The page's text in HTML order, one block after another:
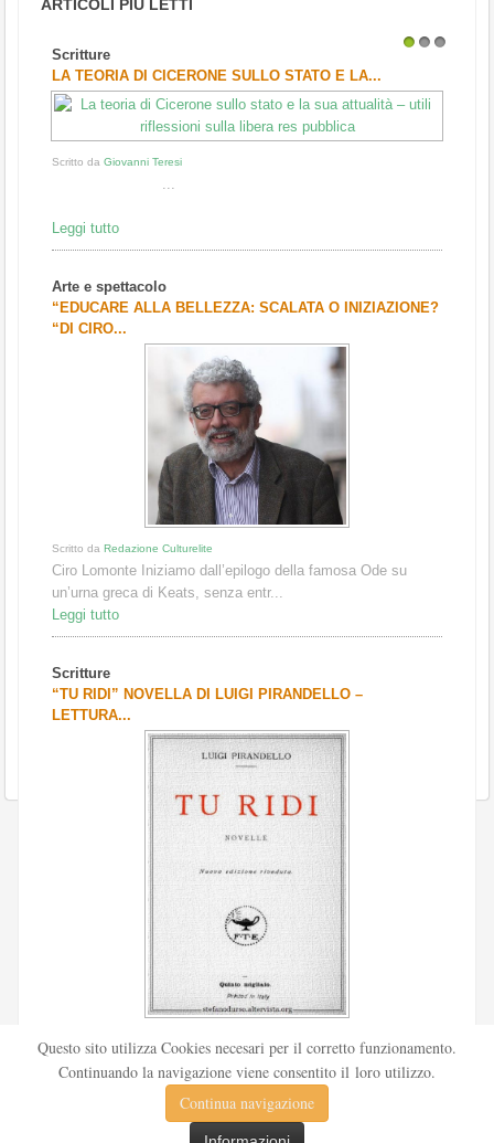
ARTICOLI PIÙ LETTI
Scritture
LA TEORIA DI CICERONE SULLO STATO E LA...
Scritto da Giovanni Teresi
...
Leggi tutto
Arte e spettacolo
“EDUCARE ALLA BELLEZZA: SCALATA O INIZIAZIONE?
“DI CIRO...
Scritto da Redazione Culturelite
Ciro Lomonte Iniziamo dall’epilogo della famosa Ode su
un’urna greca di Keats, senza entr...
Leggi tutto
Scritture
“TU RIDI” NOVELLA DI LUIGI PIRANDELLO –
LETTURA...
Pubblicata nel 1912 sul «Corriere della sera», la novella Tu
ridi fu successivamente inserita nella ...
Questo sito utilizza Cookies necesari per il corretto funzionamento.
Continuando la navigazione viene consentito il loro utilizzo.
Continua navigazione